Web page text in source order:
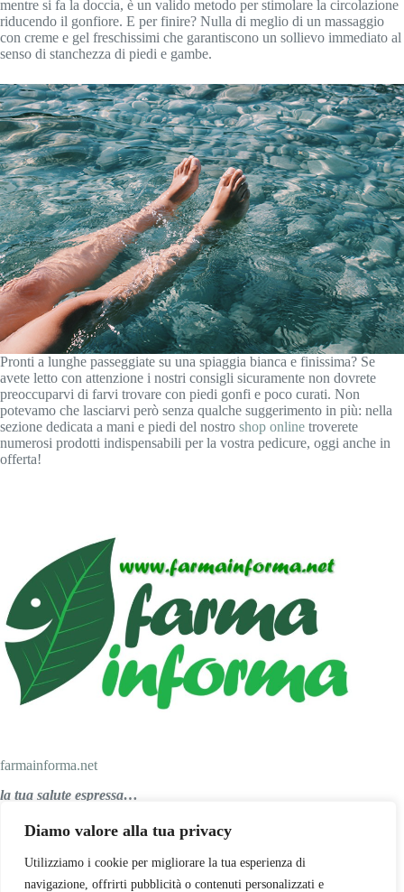
Diamo valore alla tua privacy
Utilizziamo i cookie per migliorare la tua esperienza di
navigazione, offrirti pubblicità o contenuti personalizzati e
mentre si fa la doccia, è un valido metodo per stimolare la circolazione
riducendo il gonfiore. E per finire? Nulla di meglio di un massaggio
con creme e gel freschissimi che garantiscono un sollievo immediato al
senso di stanchezza di piedi e gambe.
Pronti a lunghe passeggiate su una spiaggia bianca e finissima? Se
avete letto con attenzione i nostri consigli sicuramente non dovrete
preoccuparvi di farvi trovare con piedi gonfi e poco curati. Non
potevamo che lasciarvi però senza qualche suggerimento in più: nella
sezione dedicata a mani e piedi del nostro shop online troverete
numerosi prodotti indispensabili per la vostra pedicure, oggi anche in
offerta!
farmainforma.net
la tua salute espressa…
Personal Salus srl